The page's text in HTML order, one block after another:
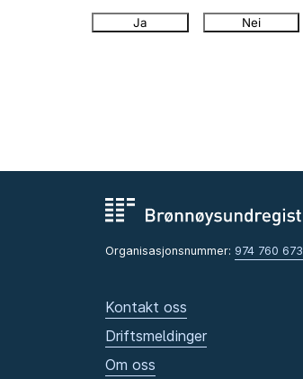
Ja Nei
Organisasjonsnummer: 974 760 673
Kontakt oss
Driftsmeldinger
Om oss